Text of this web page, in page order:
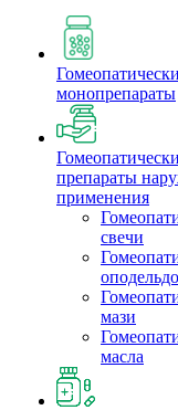
монопрепараты
препараты
применения
свечи
мази
масла